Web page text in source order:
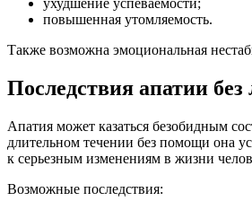
повышенная утомляемость.
Также возможна эмоциональная
Последствия апатии без
Апатия может казаться безобидным
длительном течении без помощи она
к серьезным изменениям в жизни
Возможные последствия: